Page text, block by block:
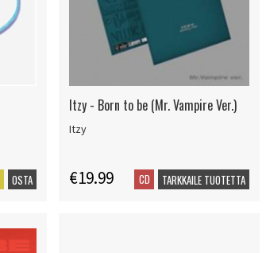
OSTA
Itzy - Born to be (Mr. Vampire Ver.)
Itzy
€19.99 CD TARKKAILE TUOTETTA